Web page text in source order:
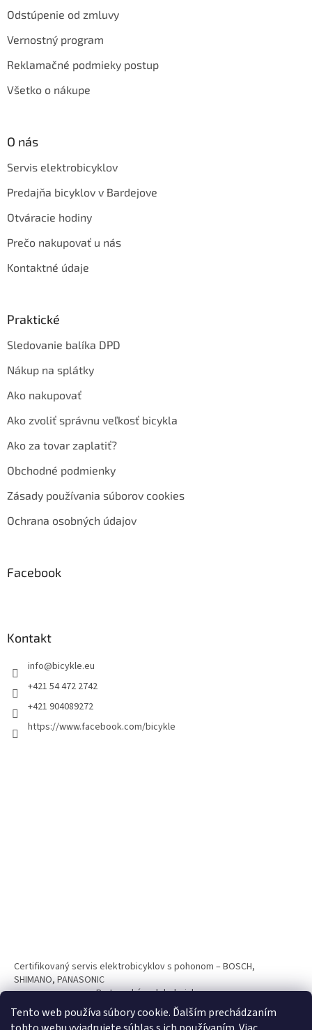
Tento web používa súbory cookie. Ďalším prechádzaním
Odstúpenie od zmluvy
Vernostný program
Reklamačné podmieky postup
Všetko o nákupe
O nás
Servis elektrobicyklov
Predajňa bicyklov v Bardejove
Otváracie hodiny
Prečo nakupovať u nás
Kontaktné údaje
Praktické
Sledovanie balíka DPD
Nákup na splátky
Ako nakupovať
Ako zvoliť správnu veľkosť bicykla
Ako za tovar zaplatiť?
Obchodné podmienky
Zásady používania súborov cookies
Ochrana osobných údajov
Facebook
Kontakt
info@bicykle.eu
+421 54 472 2742
+421 904089272
https://www.facebook.com/bicykle
Certifikovaný servis elektrobicyklov s pohonom – BOSCH,
SHIMANO, PANASONIC
Partnerský web hokejshop.eu